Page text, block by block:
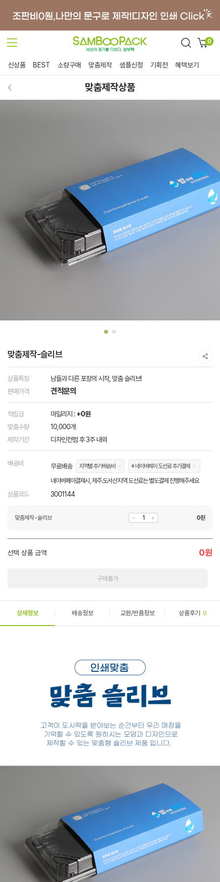
0
신상품 BEST 소량구매 맞춤제작 샘플신청 기획전 혜택보기
맞춤제작상품
맞춤제작-슬리브
상품특징
남들과 다른 포장의 시작, 맞춤 슬리브!
판매가격
견적문의
적립금 마일리지 : +0원
맞춤수량
10,000개
제작기간
디자인컨펌 후 3주 내외
배송비 무료배송 지역별 추가배송비 ※ 네이버페이 도선료 추가결제
네이버페이결제시, 제주.도서산지역 도선료는 별도결제 진행해주세요
상품코드 3001144
맞춤제작-슬리브 0원
선택 상품 금액 0원
구매불가
상세정보 배송정보 교환/반품정보 상품후기 0